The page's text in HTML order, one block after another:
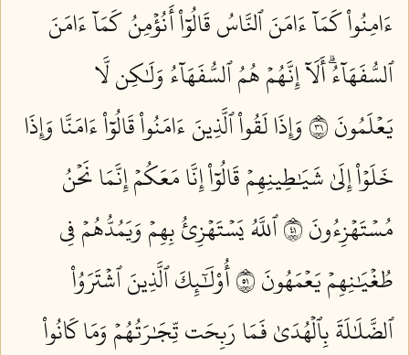
ءَامِنُواْ كَمَآ ءَامَنَ ٱلنَّاسُ قَالُوٓاْ أَنُؤۡمِنُ كَمَآ ءَامَنَ
ٱلسُّفَهَآءُۗ أَلَآ إِنَّهُمۡ هُمُ ٱلسُّفَهَآءُ وَلَٰكِن لَّا
يَعۡلَمُونَ ١٣
وَإِذَا لَقُواْ ٱلَّذِينَ ءَامَنُواْ قَالُوٓاْ ءَامَنَّا وَإِذَا
خَلَوۡاْ إِلَىٰ شَيَٰطِينِهِمۡ قَالُوٓاْ إِنَّا مَعَكُمۡ إِنَّمَا نَحۡنُ
مُسۡتَهۡزِءُونَ ١٤
ٱللَّهُ يَسۡتَهۡزِئُ بِهِمۡ وَيَمُدُّهُمۡ فِي
طُغۡيَٰنِهِمۡ يَعۡمَهُونَ ١٥
أُوْلَٰٓئِكَ ٱلَّذِينَ ٱشۡتَرَوُاْ
ٱلضَّلَٰلَةَ بِٱلۡهُدَىٰ فَمَا رَبِحَت تِّجَٰرَتُهُمۡ وَمَا كَانُواْ